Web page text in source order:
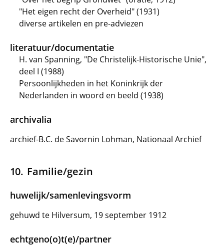
"Het eigen recht der Overheid" (1931)
diverse artikelen en pre-adviezen
literatuur/documentatie
H. van Spanning, "De Christelijk-Historische Unie",
deel I (1988)
Persoonlijkheden in het Koninkrijk der
Nederlanden in woord en beeld (1938)
archivalia
archief-B.C. de Savornin Lohman, Nationaal Archief
Familie/gezin
huwelijk/samenlevingsvorm
gehuwd te Hilversum, 19 september 1912
echtgeno(o)t(e)/partner